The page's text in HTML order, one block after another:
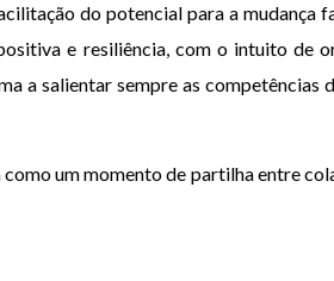
do potencial para a mudança
e resiliência, com o intuito de
a salientar sempre as competências
um momento de partilha entre